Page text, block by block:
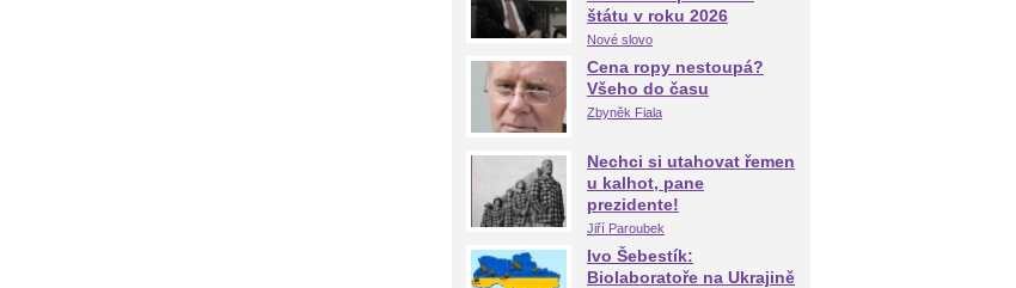
štátu v roku 2026
Nové slovo
Cena ropy nestoupá?
Všeho do času
Zbyněk Fiala
Nechci si utahovat řemen
u kalhot, pane
prezidente!
Jiří Paroubek
Ivo Šebestík:
Biolaboratoře na Ukrajině